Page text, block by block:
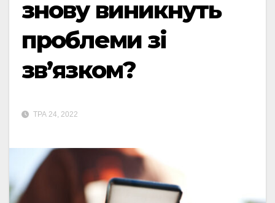
знову виникнуть
проблеми зі
зв’язком?
ТРА 24, 2022